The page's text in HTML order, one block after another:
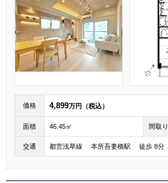
価格 4,899万円（税込）
面積 46.45㎡ 間取り
交通 都営浅草線 本所吾妻橋駅 徒歩 8分